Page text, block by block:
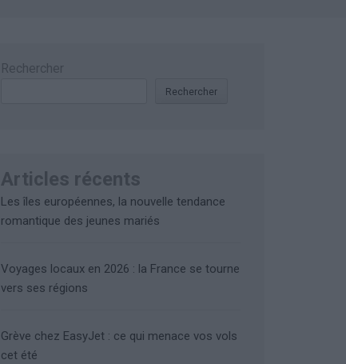
Rechercher
Rechercher
Articles récents
Les îles européennes, la nouvelle tendance
romantique des jeunes mariés
Voyages locaux en 2026 : la France se tourne
vers ses régions
Grève chez EasyJet : ce qui menace vos vols
cet été